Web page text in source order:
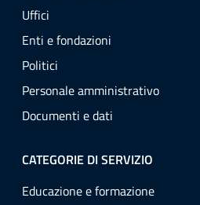
Uffici
Enti e fondazioni
Politici
Personale amministrativo
Documenti e dati
CATEGORIE DI SERVIZIO
Educazione e formazione